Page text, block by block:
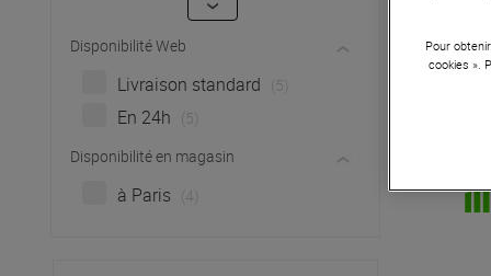
Disponibilité Web
Livraison standard (5)
En 24h
(5)
Disponibilité en magasin
à Paris (4)
Pour
cookies ».